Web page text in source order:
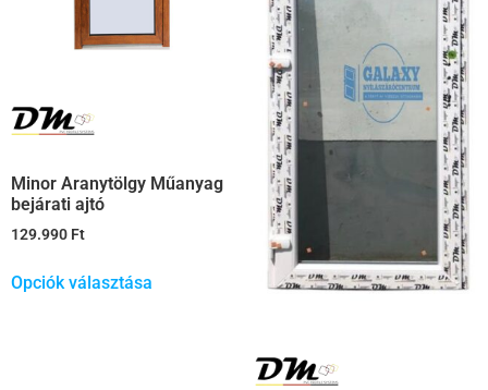
Minor Aranytölgy Műanyag
bejárati ajtó
129.990 Ft
Opciók választása